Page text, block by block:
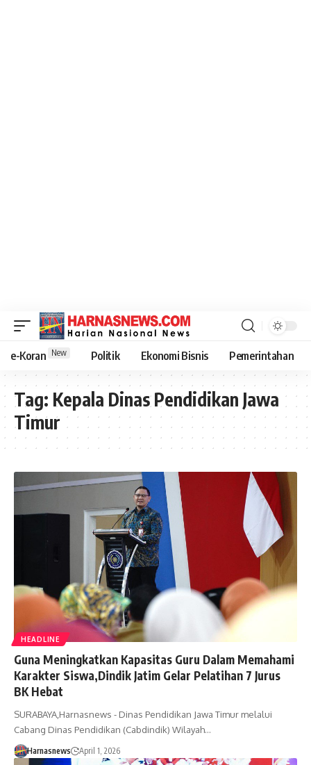
e-Koran New Politik Ekonomi Bisnis Pemerintahan
Tag: Kepala Dinas Pendidikan Jawa
Timur
HEADLINE
Guna Meningkatkan Kapasitas Guru Dalam Memahami
Karakter Siswa,Dindik Jatim Gelar Pelatihan 7 Jurus
BK Hebat
SURABAYA,Harnasnews - Dinas Pendidikan Jawa Timur melalui
Cabang Dinas Pendidikan (Cabdindik) Wilayah…
Harnasnews April 1, 2026